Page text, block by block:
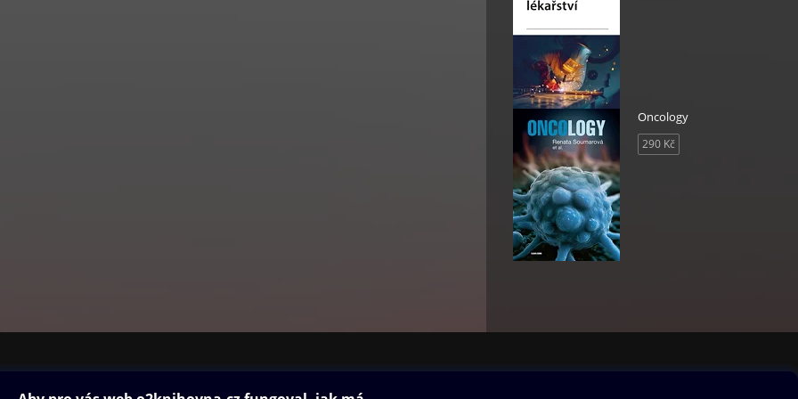
Oncology
290 Kč